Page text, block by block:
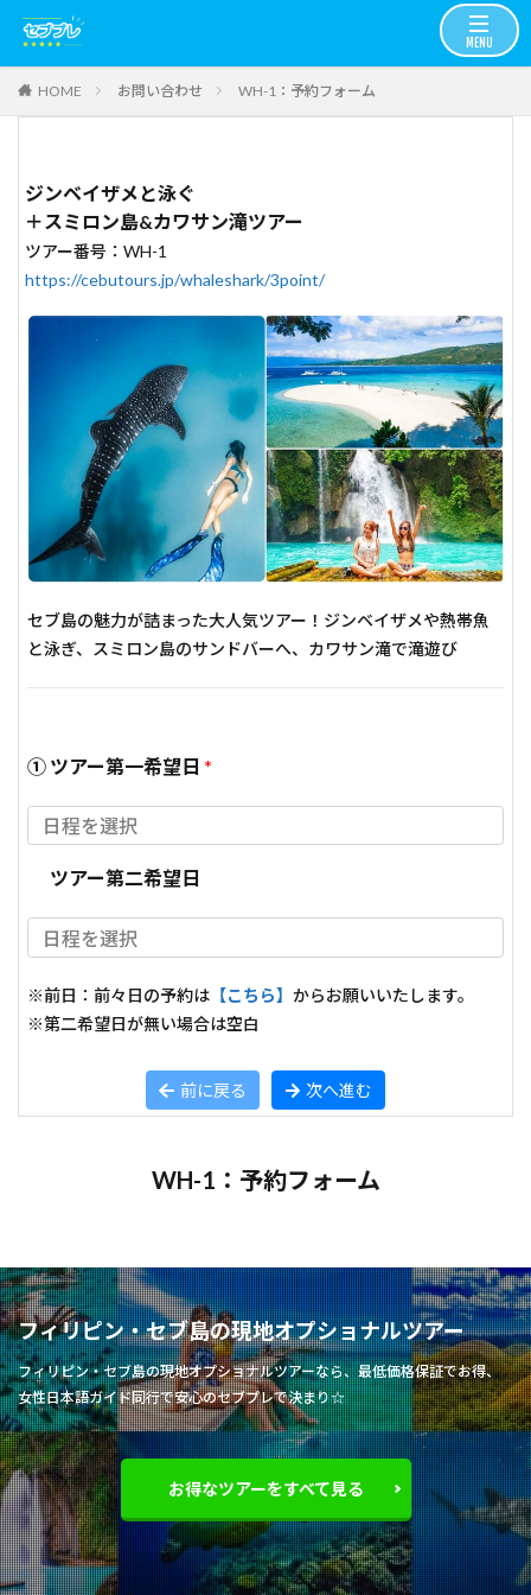
HOME お問い合わせ WH-1：予約フォーム
ジンベイザメと泳ぐ
＋スミロン島&カワサン滝ツアー
ツアー番号：WH-1
https://cebutours.jp/whaleshark/3point/
セブ島の魅力が詰まった大人気ツアー！ジンベイザメや熱帯魚
と泳ぎ、スミロン島のサンドバーへ、カワサン滝で滝遊び
① ツアー第一希望日 *
ツアー第二希望日
※前日：前々日の予約は 【こちら】 からお願いいたします。
※第二希望日が無い場合は空白
前に戻る 次へ進む
WH-1：予約フォーム
フィリピン・セブ島の現地オプショナルツアー
フィリピン・セブ島の現地オプショナルツアーなら、最低価格保証でお得、
女性日本語ガイド同行で安心のセブプレで決まり☆
お得なツアーをすべて見る